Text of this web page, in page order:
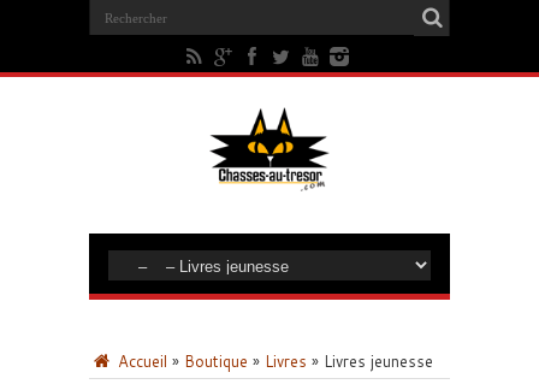
Accueil » Boutique » Livres » Livres jeunesse